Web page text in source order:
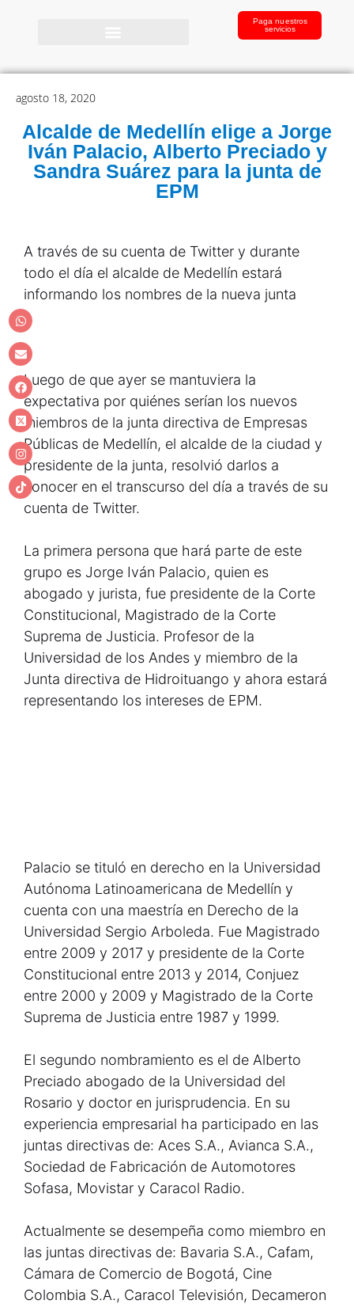
Paga nuestros
servicios
agosto 18, 2020
Alcalde de Medellín elige a Jorge
Iván Palacio, Alberto Preciado y
Sandra Suárez para la junta de
EPM
A través de su cuenta de Twitter y durante
todo el día el alcalde de Medellín estará
informando los nombres de la nueva junta
Luego de que ayer se mantuviera la
expectativa por quiénes serían los nuevos
miembros de la junta directiva de Empresas
Públicas de Medellín, el alcalde de la ciudad y
presidente de la junta, resolvió darlos a
conocer en el transcurso del día a través de su
cuenta de Twitter.
La primera persona que hará parte de este
grupo es Jorge Iván Palacio, quien es
abogado y jurista, fue presidente de la Corte
Constitucional, Magistrado de la Corte
Suprema de Justicia. Profesor de la
Universidad de los Andes y miembro de la
Junta directiva de Hidroituango y ahora estará
representando los intereses de EPM.
Palacio se tituló en derecho en la Universidad
Autónoma Latinoamericana de Medellín y
cuenta con una maestría en Derecho de la
Universidad Sergio Arboleda. Fue Magistrado
entre 2009 y 2017 y presidente de la Corte
Constitucional entre 2013 y 2014, Conjuez
entre 2000 y 2009 y Magistrado de la Corte
Suprema de Justicia entre 1987 y 1999.
El segundo nombramiento es el de Alberto
Preciado abogado de la Universidad del
Rosario y doctor en jurisprudencia. En su
experiencia empresarial ha participado en las
juntas directivas de: Aces S.A., Avianca S.A.,
Sociedad de Fabricación de Automotores
Sofasa, Movistar y Caracol Radio.
Actualmente se desempeña como miembro en
las juntas directivas de: Bavaria S.A., Cafam,
Cámara de Comercio de Bogotá, Cine
Colombia S.A., Caracol Televisión, Decameron